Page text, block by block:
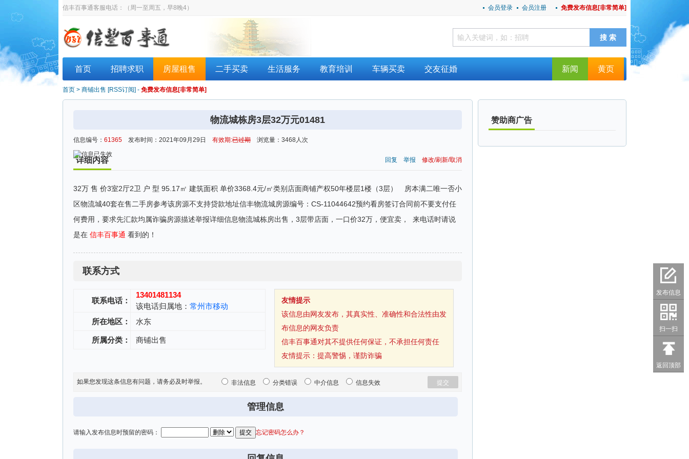
信丰百事通客服电话： （周一至周五，早8晚4） 会员登录 会员注册 免费发布信息[非常简单]
首页 招聘求职 房屋租售 二手买卖 生活服务 教育培训 车辆买卖 交友征婚 黄页
新闻
首页 > 商铺出售 [RSS订阅] - 免费发布信息[非常简单]
物流城栋房3层32万元01481
信息编号： 61365 发布时间：2021年09月29日 有效期:已过期 浏览量：3468人次
详细内容 回复 举报 修改/刷新/取消
32万 售 价3室2厅2卫 户 型 95.17㎡ 建筑面积 单价3368.4元/㎡类别店面商铺产权50年楼层1楼（3层） 房本满二唯一否小
区物流城40套在售二手房参考该房源不支持贷款地址信丰物流城房源编号：CS-11044642预约看房签订合同前不要支付任
何费用，要求先汇款均属诈骗房源描述举报详细信息物流城栋房出售，3层带店面，一口价32万，便宜卖， 来电话时请说
是在 信丰百事通 看到的！
联系方式
联系电话：
13401481134
该电话归属地： 常州市移动
所在地区：
水东
所属分类： 商铺出售
友情提示
该信息由网友发布，其真实性、准确性和合法性由发
布信息的网友负责
信丰百事通对其不提供任何保证，不承担任何责任
友情提示： 提高警惕，谨防诈骗
如果您发现这条信息有问题，请务必及时举报。 非法信息 分类错误 中介信息 信息失效
管理信息
请输入发布信息时预留的密码： 忘记密码怎么办？
赞助商广告
发布信息
扫一扫
返回顶部